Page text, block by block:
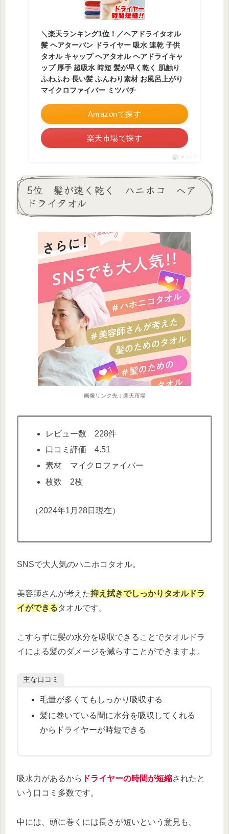
＼楽天ランキング1位！／ヘアドライタオル
髪 ヘアターバン ドライヤー 吸水 速乾 子供
タオル キャップ ヘアタオル ヘアドライキャ
ップ 厚手 超吸水 時短 髪が早く乾く 肌触り
ふわふわ 長い髪 ふんわり素材 お風呂上がり
マイクロファイバー ミツバチ
Amazonで探す
楽天市場で探す
ポチップ
5位 髪が速く乾く ハニホコ ヘア
ドライタオル
画像リンク先：楽天市場
レビュー数 228件
口コミ評価 4.51
素材 マイクロファイバー
枚数 2枚
（2024年1月28日現在）
SNSで大人気のハニホコタオル。
美容師さんが考えた抑え拭きでしっかりタオルドラ
イができるタオルです。
こすらずに髪の水分を吸収できることでタオルドラ
イによる髪のダメージを減らすことができますよ。
主な口コミ
毛量が多くてもしっかり吸収する
髪に巻いている間に水分を吸収してくれる
からドライヤーが時短できる
吸水力があるから ドライヤーの時間が短縮されたと
いう口コミ多数です。
中には、頭に巻くには長さが短いという意見も。